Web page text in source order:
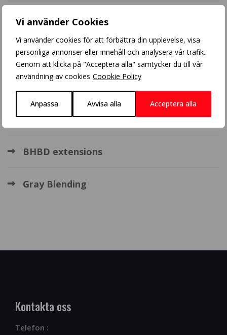
Vi använder Cookies
Vi använder cookies för att förbättra din upplevelse, visa
personliga annonser eller innehåll och analysera vår trafik.
Genom att klicka på "Acceptera alla" samtycker du till vår
användning av cookies Coookie Policy
Anpassa Avvisa alla Acceptera alla
Populära inlägg
Blonde balayage
Balayage
BHBD extensions
Gray Blending
Kontakta oss
Telefon :